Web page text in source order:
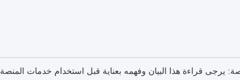
يرجى قراءة هذا البيان وفهمه بعناية قبل استخدام خدمات المنصة.